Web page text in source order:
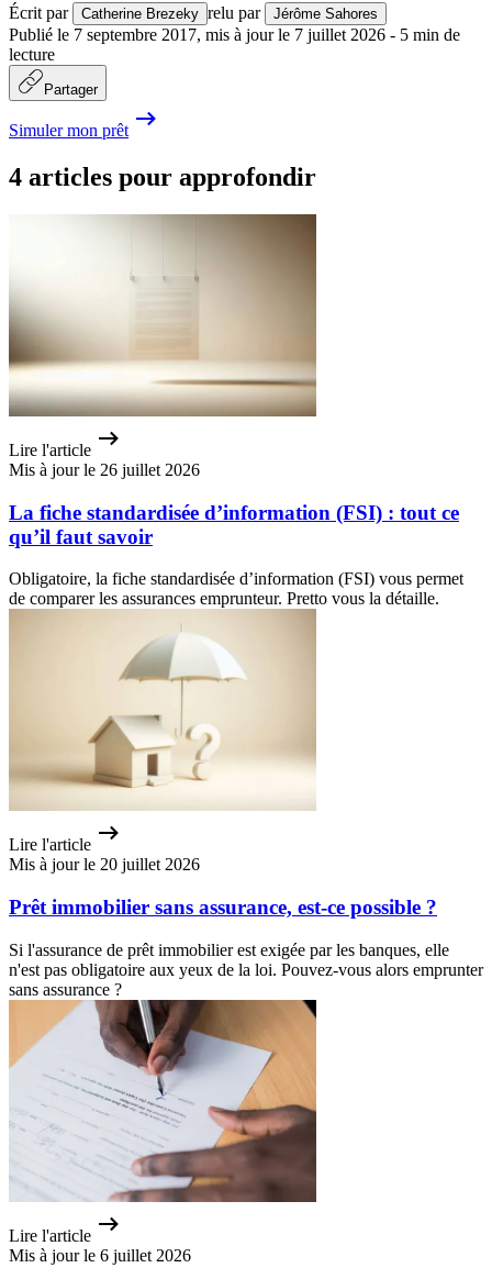
Écrit par Catherine Brezeky relu par Jérôme Sahores
Publié le 7 septembre 2017, mis à jour le 7 juillet 2026 - 5 min de
lecture
Partager
Simuler mon prêt
4 articles pour approfondir
Lire l'article
Mis à jour le 26 juillet 2026
La fiche standardisée d’information (FSI) : tout ce
qu’il faut savoir
Obligatoire, la fiche standardisée d’information (FSI) vous permet
de comparer les assurances emprunteur. Pretto vous la détaille.
Lire l'article
Mis à jour le 20 juillet 2026
Prêt immobilier sans assurance, est-ce possible ?
Si l'assurance de prêt immobilier est exigée par les banques, elle
n'est pas obligatoire aux yeux de la loi. Pouvez-vous alors emprunter
sans assurance ?
Lire l'article
Mis à jour le 6 juillet 2026